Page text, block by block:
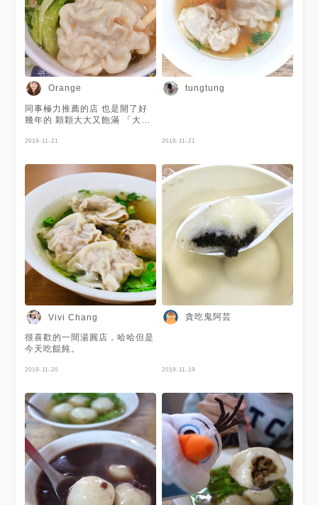
Orange
同事極力推薦的店 也是開了好
幾年的 顆顆大大又飽滿 「大餛
4顆 「紅豆湯小湯圓」 店內還
2019-11-21
tungtung
2019-11-21
Vivi Chang
很喜歡的一間湯圓店，哈哈但是
今天吃餛飩。
2019-11-20
貪吃鬼阿芸
2019-11-19